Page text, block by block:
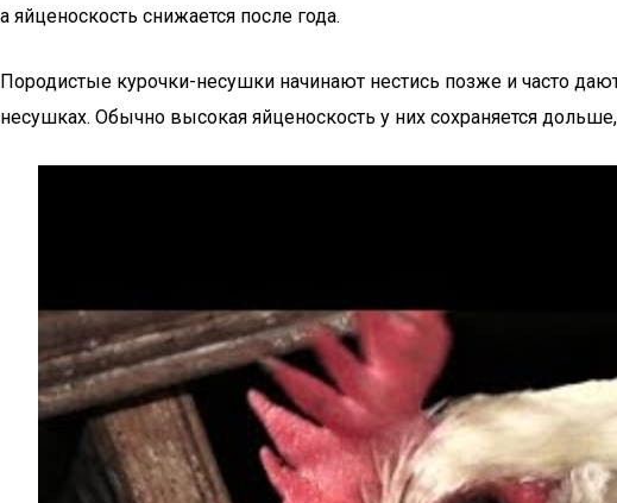
а яйценоскость снижается после года.
Породистые курочки-несушки начинают нестись позже и часто
несушках. Обычно высокая яйценоскость у них сохраняется